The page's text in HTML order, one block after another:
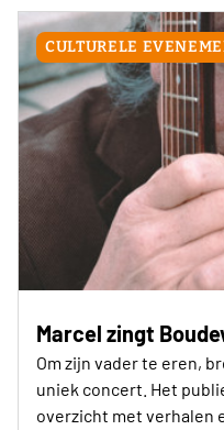
CULTURELE
Marcel zingt
Om zijn vader te eren,
uniek concert. Het
overzicht met verhalen